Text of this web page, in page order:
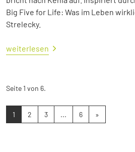
Big Five for Life: Was im Leben
Strelecky.
weiterlesen
Seite 1 von 6.
1 2 3 ... 6 »